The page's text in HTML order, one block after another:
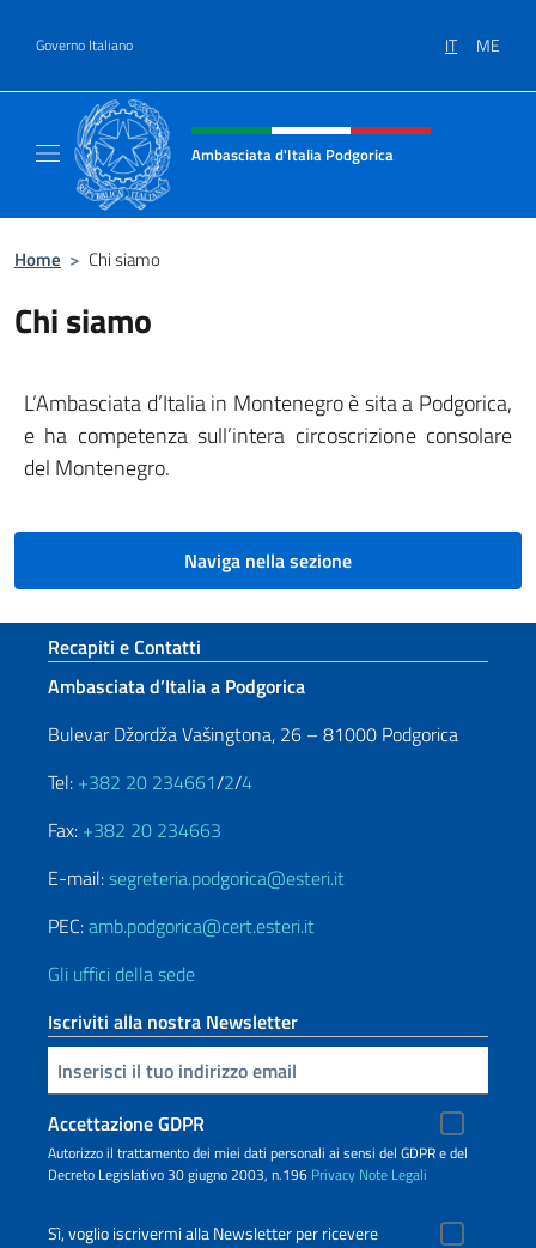
Governo Italiano IT ME
Intestazione sito, social e menù
Ambasciata d'Italia Podgorica
Home > Chi siamo
Chi siamo
L’Ambasciata d’Italia in Montenegro è sita a Podgorica,
e ha competenza sull’intera circoscrizione consolare
del Montenegro.
Naviga nella sezione
Sezione footer
Recapiti e Contatti
Ambasciata d’Italia a Podgorica
Bulevar Džordža Vašingtona, 26 – 81000 Podgorica
Tel: +382 20 234661/2/4
Fax: +382 20 234663
E-mail:segreteria.podgorica@esteri.it
PEC:amb.podgorica@cert.esteri.it
Gli uffici della sede
Iscriviti alla nostra Newsletter
Inserisci la tua email
Accettazione GDPR
Autorizzo il trattamento dei miei dati personali ai sensi del GDPR e del
Decreto Legislativo 30 giugno 2003, n.196 Privacy Note Legali
Sì, voglio iscrivermi alla Newsletter per ricevere